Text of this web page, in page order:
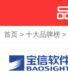
首页 > 十大品牌榜 >